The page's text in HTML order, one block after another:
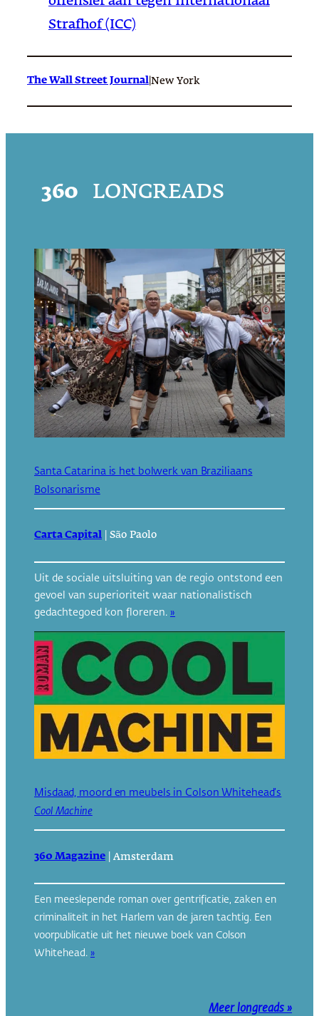
Strafhof (ICC)
The Wall Street Journal New York
360 LONGREADS
Santa Catarina is het bolwerk van Braziliaans
Bolsonarisme
Carta Capital São Paolo
Uit de sociale uitsluiting van de regio ontstond een
gevoel van superioriteit waar nationalistisch
gedachtegoed kon floreren. »
Misdaad, moord en meubels in Colson Whitehead’s
Cool Machine
360 Magazine Amsterdam
Een meeslepende roman over gentrificatie, zaken en
criminaliteit in het Harlem van de jaren tachtig. Een
voorpublicatie uit het nieuwe boek van Colson
Whitehead. »
Meer longreads »